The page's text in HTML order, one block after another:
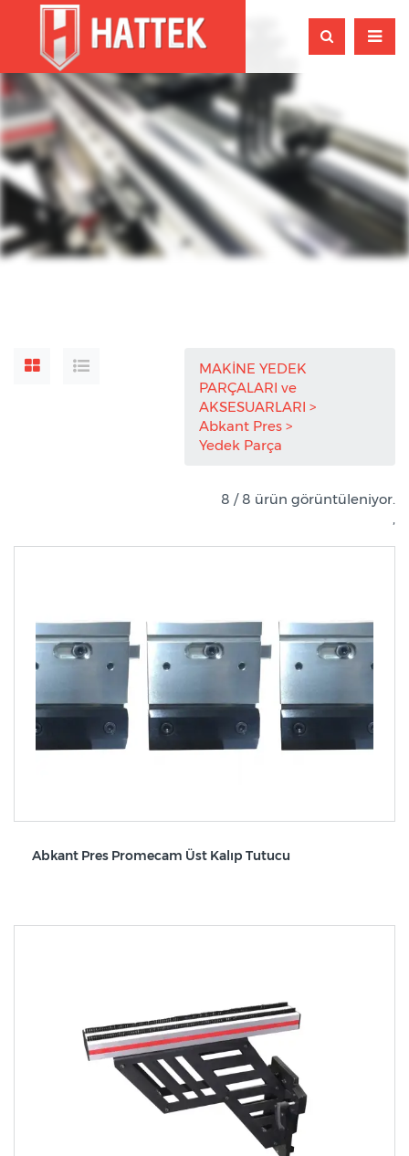
MAKİNE YEDEK
PARÇALARI ve
AKSESUARLARI
Abkant Pres
Yedek Parça
8 / 8 ürün görüntüleniyor.
,
Abkant Pres Promecam Üst Kalıp Tutucu